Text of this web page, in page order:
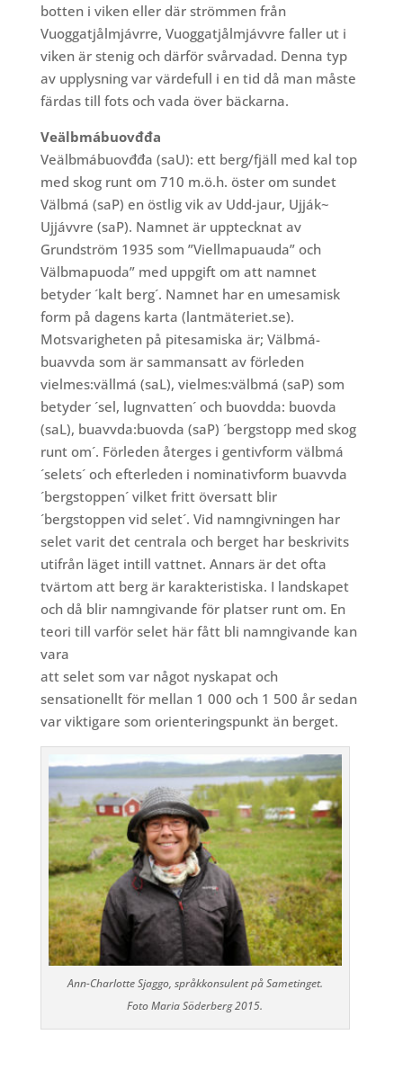
botten i viken eller där strömmen från
Vuoggatjålmjávrre, Vuoggatjålmjávvre faller ut i
viken är stenig och därför svårvadad. Denna typ
av upplysning var värdefull i en tid då man måste
färdas till fots och vada över bäckarna.
Veälbmábuovđđa
Veälbmábuovđđa (saU): ett berg/fjäll med kal top
med skog runt om 710 m.ö.h. öster om sundet
Välbmá (saP) en östlig vik av Udd-jaur, Ujják~
Ujjávvre (saP). Namnet är upptecknat av
Grundström 1935 som ”Viellmapuauda” och
Välbmapuoda” med uppgift om att namnet
betyder ´kalt berg´. Namnet har en umesamisk
form på dagens karta (lantmäteriet.se).
Motsvarigheten på pitesamiska är; Välbmá-
buavvda som är sammansatt av förleden
vielmes:vällmá (saL), vielmes:välbmá (saP) som
betyder ´sel, lugnvatten´ och buovdda: buovda
(saL), buavvda:buovda (saP) ´bergstopp med skog
runt om´. Förleden återges i gentivform välbmá
´selets´ och efterleden i nominativform buavvda
´bergstoppen´ vilket fritt översatt blir
´bergstoppen vid selet´. Vid namngivningen har
selet varit det centrala och berget har beskrivits
utifrån läget intill vattnet. Annars är det ofta
tvärtom att berg är karakteristiska. I landskapet
och då blir namngivande för platser runt om. En
teori till varför selet här fått bli namngivande kan
vara
att selet som var något nyskapat och
sensationellt för mellan 1 000 och 1 500 år sedan
var viktigare som orienteringspunkt än berget.
Ann-Charlotte Sjaggo, språkkonsulent på Sametinget.
Foto Maria Söderberg 2015.